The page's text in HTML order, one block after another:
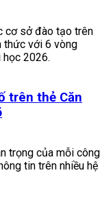
cơ sở đào tạo trên
thức với 6 vòng
2026.
trên thẻ Căn
trọng của mỗi công
tin trên nhiều hệ